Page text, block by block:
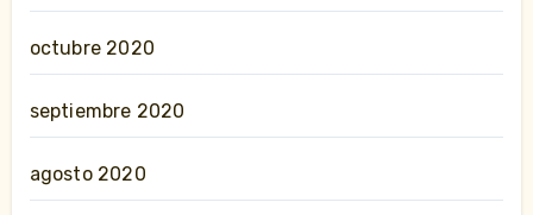
octubre 2020
septiembre 2020
agosto 2020